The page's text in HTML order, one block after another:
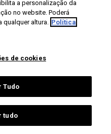
a personalização da
no website. Poderá
qualquer altura. Política
de cookies
Tudo
tudo